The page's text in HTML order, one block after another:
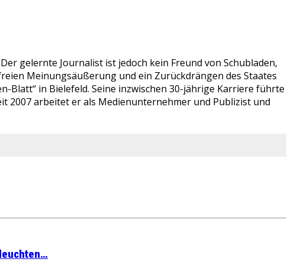
gelernte Journalist ist jedoch kein Freund von Schubladen,
Meinungsäußerung und ein Zurückdrängen des Staates
Blatt“ in Bielefeld. Seine inzwischen 30-jährige Karriere führte
2007 arbeitet er als Medienunternehmer und Publizist und